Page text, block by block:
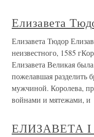
Елизавета
Елизавета Тюдор
неизвестного, 1585
Елизавета Великая
пожелавшая разделить
мужчиной. Королева,
войнами и мятежами, и
ЕЛИЗАВЕТА